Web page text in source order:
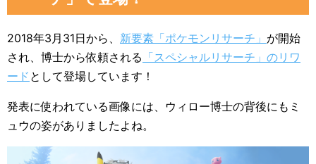
2018年3月31日から、 新要素「ポケモンリサーチ」 が開始
され、博士から依頼される 「スペシャルリサーチ」のリワ
ード として登場しています！
発表に使われている画像には、ウィロー博士の背後にもミ
ュウの姿がありましたよね。